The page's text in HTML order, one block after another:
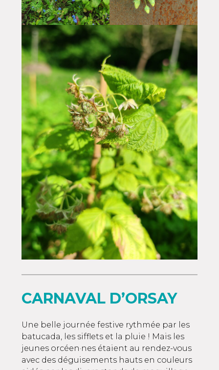
CARNAVAL D’ORSAY
Une belle journée festive rythmée par les
batucada, les sifflets et la pluie ! Mais les
jeunes orcéen·nes étaient au rendez-vous
avec des déguisements hauts en couleurs